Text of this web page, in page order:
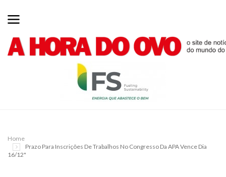
Home
Prazo Para Inscrições De Trabalhos No Congresso Da APA Vence Dia
16/12"